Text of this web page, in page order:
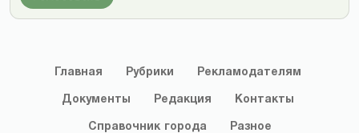
Главная Рубрики Рекламодателям
Документы Редакция Контакты
Справочник города Разное